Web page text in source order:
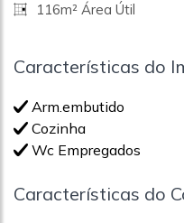
116m² Área Útil
Características do
Arm.embutido
Cozinha
Wc Empregados
Características do